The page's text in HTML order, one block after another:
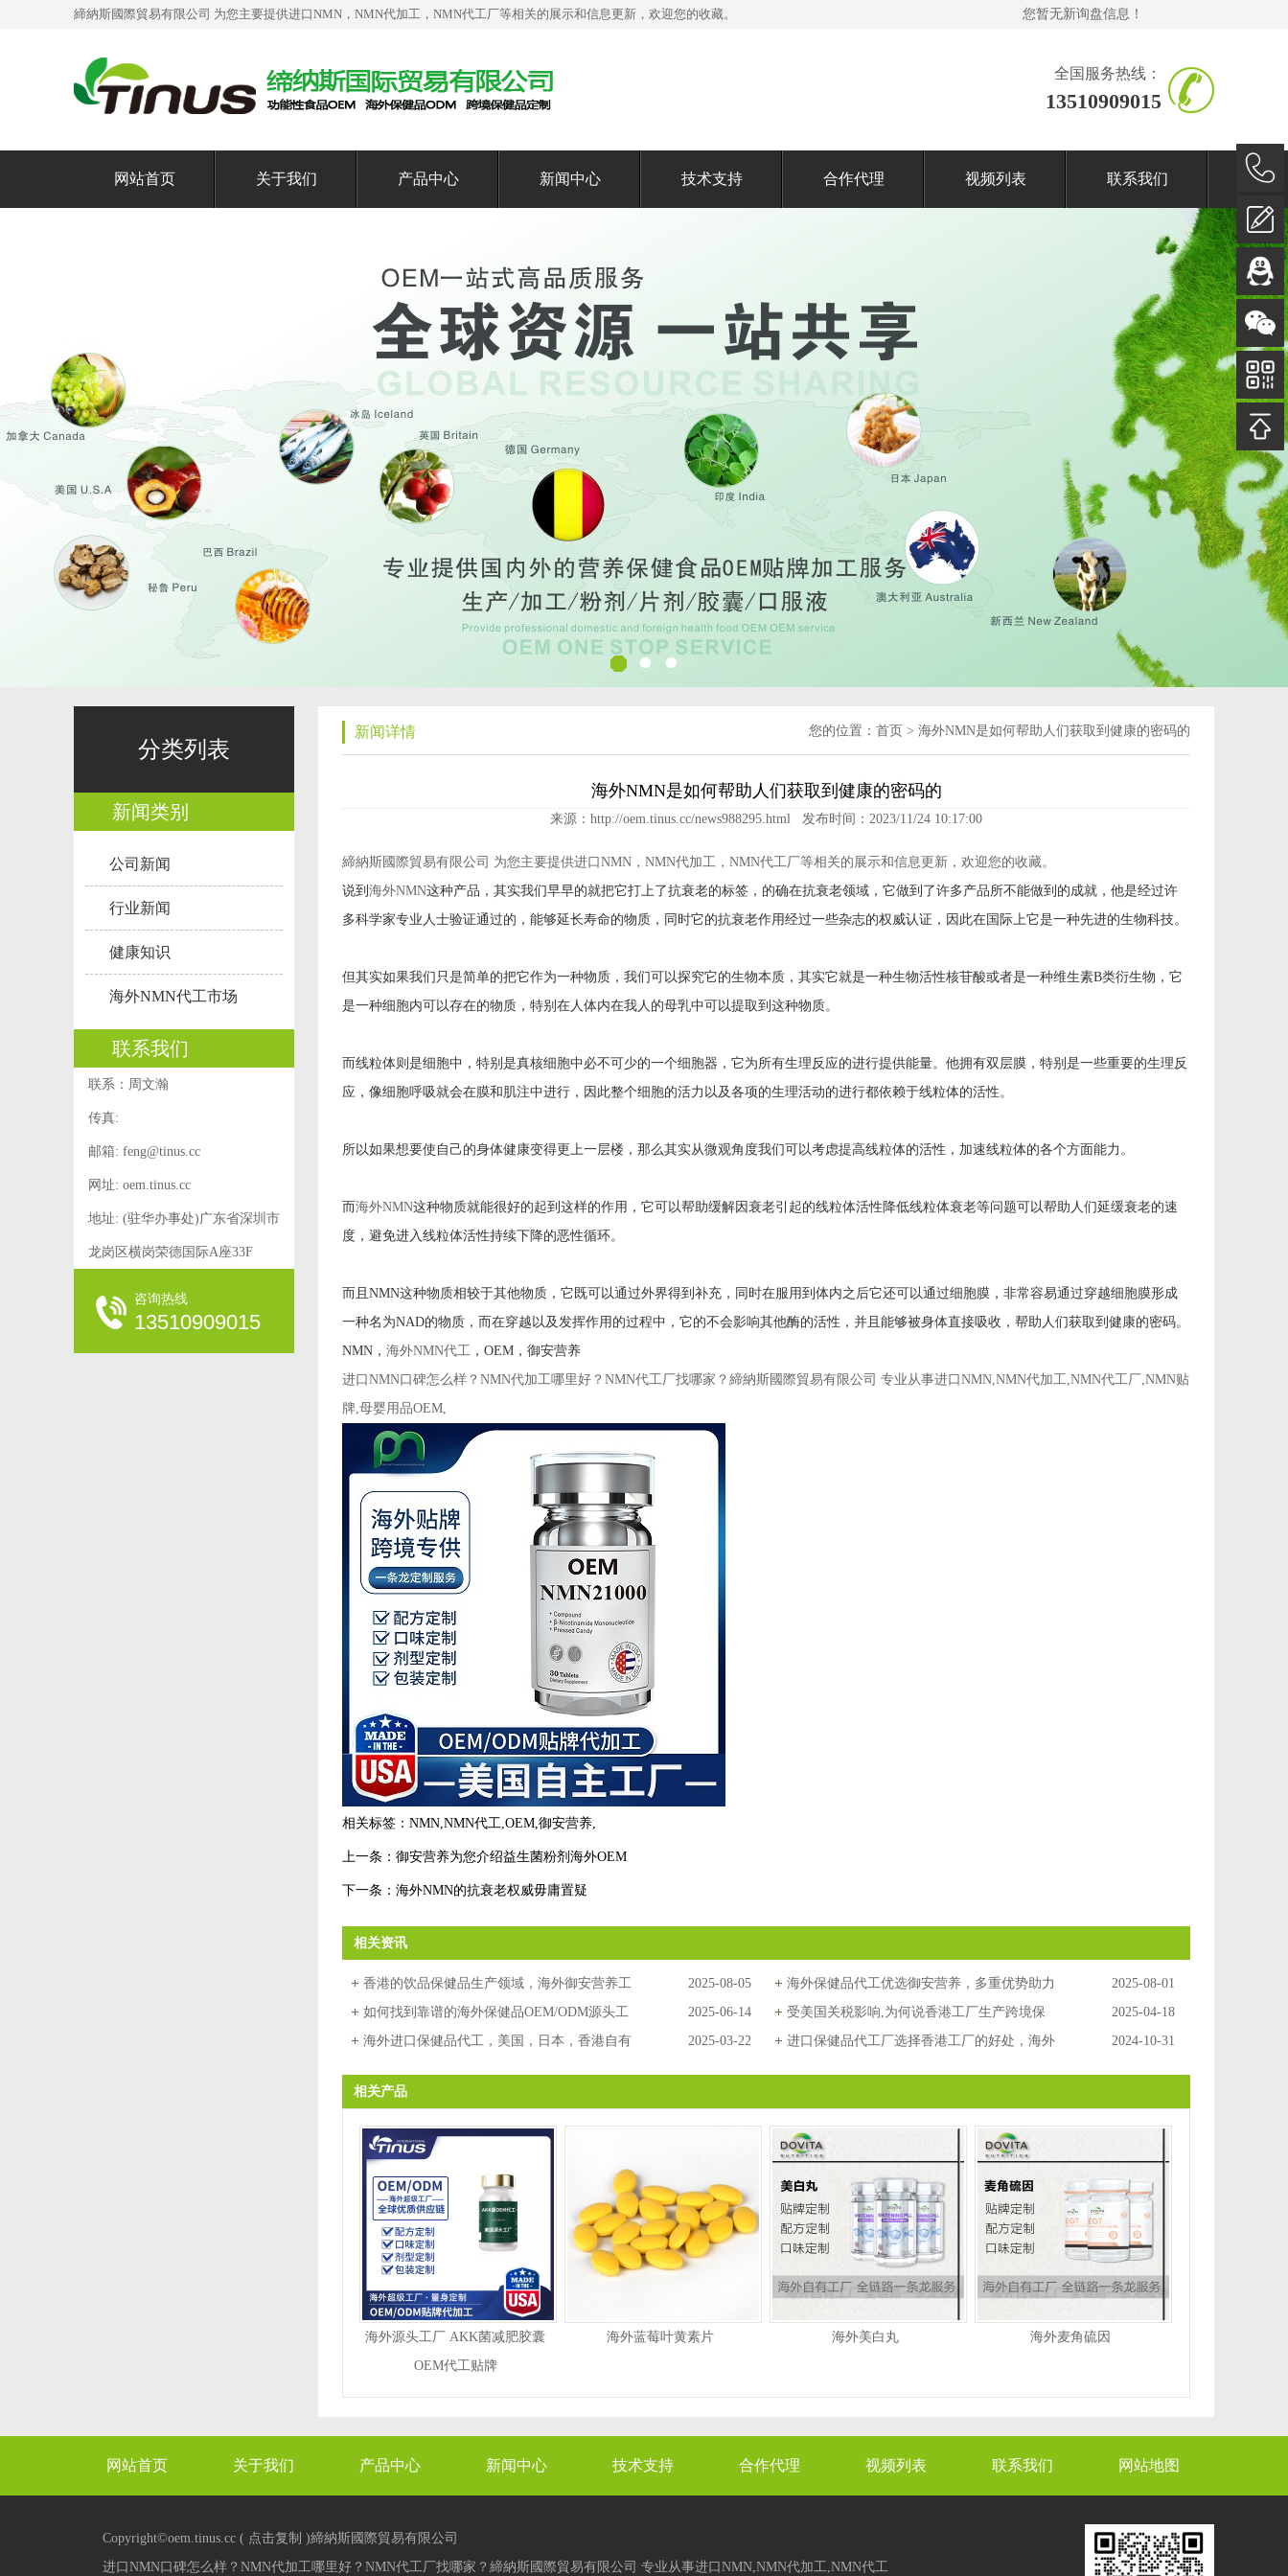
締納斯國際貿易有限公司 为您主要提供进口NMN ，NMN代加工，NMN代工厂等相关的展示和信息更新，欢迎您的收藏。 您暂无新询盘信息！
全国服务热线：
13510909015
网站首页 关于我们 产品中心 新闻中心 技术支持 合作代理 视频列表 联系我们
分类列表
新闻类别
公司新闻
行业新闻
健康知识
海外NMN代工市场
联系我们
联系：周文瀚
传真:
邮箱: feng@tinus.cc
网址: oem.tinus.cc
地址: (驻华办事处)广东省深圳市
龙岗区横岗荣德国际A座33F
咨询热线
13510909015
新闻详情 您的位置： 首页 > 海外NMN是如何帮助人们获取到健康的密码的
海外NMN是如何帮助人们获取到健康的密码的
来源：http://oem.tinus.cc/news988295.html 发布时间：2023/11/24 10:17:00
締納斯國際貿易有限公司 为您主要提供进口NMN ，NMN代加工，NMN代工厂等相关的展示和信息更新，欢迎您的收藏。
说到 海外NMN这种产品，其实我们早早的就把它打上了抗衰老的标签，的确在抗衰老领域，它做到了许多产品所不能做到的成就，他是经过许
多科学家专业人士验证通过的，能够延长寿命的物质，同时它的抗衰老作用经过一些杂志的权威认证，因此在国际上它是一种先进的生物科技。
但其实如果我们只是简单的把它作为一种物质，我们可以探究它的生物本质，其实它就是一种生物活性核苷酸或者是一种维生素B类衍生物，它
是一种细胞内可以存在的物质，特别在人体内在我人的母乳中可以提取到这种物质。
而线粒体则是细胞中，特别是真核细胞中必不可少的一个细胞器，它为所有生理反应的进行提供能量。他拥有双层膜，特别是一些重要的生理反
应，像细胞呼吸就会在膜和肌注中进行，因此整个细胞的活力以及各项的生理活动的进行都依赖于线粒体的活性。
所以如果想要使自己的身体健康变得更上一层楼，那么其实从微观角度我们可以考虑提高线粒体的活性，加速线粒体的各个方面能力。
而海外NMN这种物质就能很好的起到这样的作用，它可以帮助缓解因衰老引起的线粒体活性降低线粒体衰老等问题可以帮助人们延缓衰老的速
度，避免进入线粒体活性持续下降的恶性循环。
而且NMN这种物质相较于其他物质，它既可以通过外界得到补充，同时在服用到体内之后它还可以通过细胞膜，非常容易通过穿越细胞膜形成
一种名为NAD的物质，而在穿越以及发挥作用的过程中，它的不会影响其他酶的活性，并且能够被身体直接吸收，帮助人们获取到健康的密码。
NMN， 海外NMN代工 ，OEM，御安营养
进口NMN口碑怎么样？NMN代加工哪里好？NMN代工厂找哪家？締納斯國際貿易有限公司 专业从事进口NMN,NMN代加工,NMN代工厂,NMN贴
牌,母婴用品OEM,
相关标签： NMN,NMN代工,OEM,御安营养,
上一条： 御安营养为您介绍益生菌粉剂海外OEM
下一条： 海外NMN的抗衰老权威毋庸置疑
相关资讯
香港的饮品保健品生产领域，海外御安营养工
厂以其卓越的实力脱颖而出
2025-08-05
海外保健品代工优选御安营养，多重优势助力
全球市场拓展
2025-08-01
如何找到靠谱的海外保健品OEM/ODM源头工
厂？五大核心策略与实战案例
2025-06-14
受美国关税影响,为何说香港工厂生产跨境保
健品更有优势?海外香港保健品代工
2025-04-18
海外进口保健品代工，美国，日本，香港自有
2025-03-22
进口保健品代工厂选择香港工厂的好处，海外
2024-10-31
相关产品
海外源头工厂 AKK菌减肥胶囊
OEM代工贴牌
海外蓝莓叶黄素片 海外美白丸 海外麦角硫因
网站首页 关于我们 产品中心 新闻中心 技术支持 合作代理 视频列表 联系我们 网站地图
Copyright©oem.tinus.cc ( 点击复制 )締納斯國際貿易有限公司
进口NMN口碑怎么样？NMN代加工哪里好？NMN代工厂找哪家？締納斯國際貿易有限公司 专业从事进口NMN,NMN代加工,NMN代工